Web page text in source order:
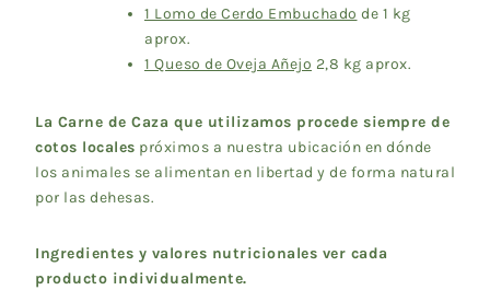
1 Lomo de Cerdo Embuchado de 1 kg
aprox.
1 Queso de Oveja Añejo 2,8 kg aprox.
La Carne de Caza que utilizamos procede siempre de
cotos locales próximos a nuestra ubicación en dónde
los animales se alimentan en libertad y de forma natural
por las dehesas.
Ingredientes y valores nutricionales ver cada
producto individualmente.